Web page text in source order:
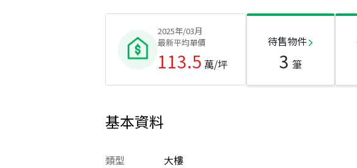
2025年/03月
最新平均單價
113.5 萬/坪
待售物件
3 筆
基本資料
類型
大樓